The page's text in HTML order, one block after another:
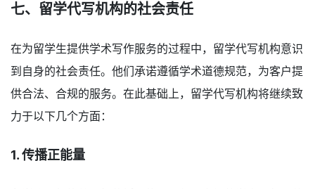
七、留学代写机构的社会责任
在为留学生提供学术写作服务的过程中，留学代写机构意识
到自身的社会责任。他们承诺遵循学术道德规范，为客户提
供合法、合规的服务。在此基础上，留学代写机构将继续致
力于以下几个方面：
1. 传播正能量